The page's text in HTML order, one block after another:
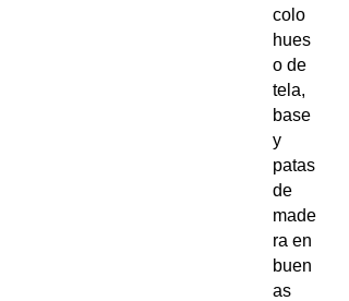
colo
hues
o de
tela,
base
y
patas
de
made
ra en
buen
as